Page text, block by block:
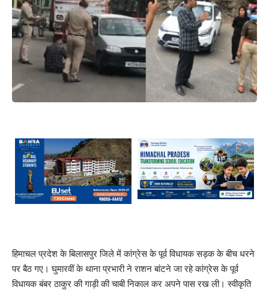
हिमाचल प्रदेश के बिलासपुर जिले में कांग्रेस के पूर्व विधायक सड़क के बीच धरने
पर बैठ गए। घुमारवीं के थाना प्रभारी ने राशन बांटने जा रहे कांग्रेस के पूर्व
विधायक बंबर ठाकुर की गाड़ी की चाबी निकाल कर अपने पास रख ली। स्वीकृति